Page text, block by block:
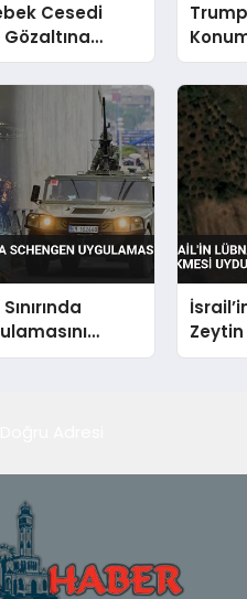
Cesedi
Yaptı
Zeytin